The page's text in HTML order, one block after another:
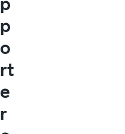
p
o
rt
e
r